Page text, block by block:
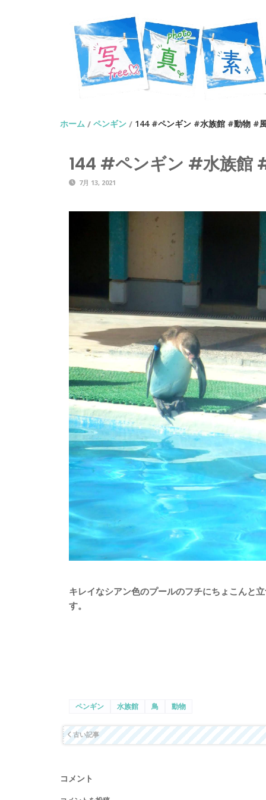
ホーム / ペンギン / 144 #ペンギン #水族館 #動物 #
144 #ペンギン #水族館
7月 13, 2021
キレイなシアン色のプールのフチにちょこんと
す。
ペンギン 水族館 鳥 動物
古い記事
コメント